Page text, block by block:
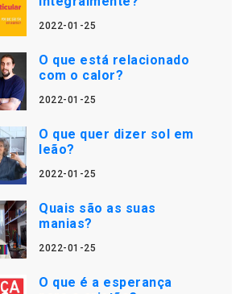
2022-01-25
O que está relacionado
com o calor?
2022-01-25
O que quer dizer sol em
leão?
2022-01-25
Quais são as suas
manias?
2022-01-25
O que é a esperança